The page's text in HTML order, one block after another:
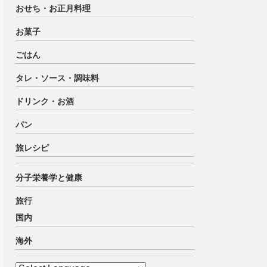
おせち・お正月料理
お菓子
ごはん
タレ・ソース・調味料
ドリンク・お酒
パン
旅レシピ
分子栄養学と健康
旅行
国内
海外